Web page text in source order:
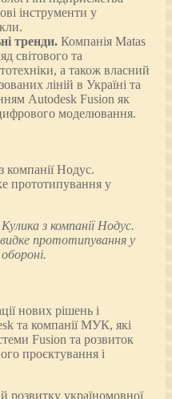
інструменти у
тренди. Компанія Matas
світового та
а також власний
ліній в Україні та
Autodesk Fusion як
моделювання.
з компанії Нодус.
прототипування у
нових рішень і
та компанії МУК, які
Fusion та розвиток
проєктування і
україномовної